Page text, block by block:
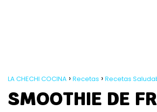
LA CHECHI COCINA Recetas Recetas
SMOOTHIE DE